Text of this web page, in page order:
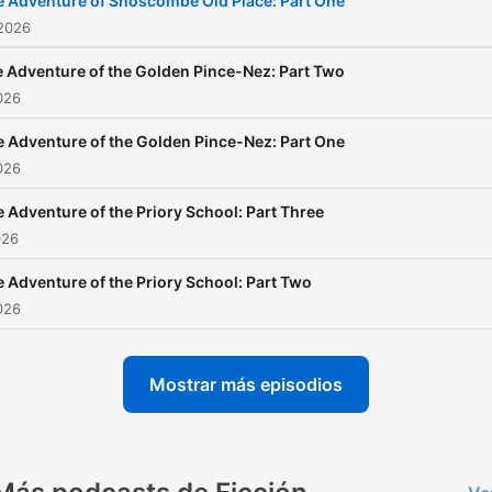
top of the feed to get
noiser.com/subscriptions No
used or reproduced in any
training artificial intelligence
the DSM Directive 2019/
Noiser Ltd expressly
Adventure of the Golden Pince-Nez: Part Two
Adventure of the Golden Pince-Nez: Part One
Adventure of the Priory School: Part Three
Adventure of the Priory School: Part Two
Mostrar más episodios